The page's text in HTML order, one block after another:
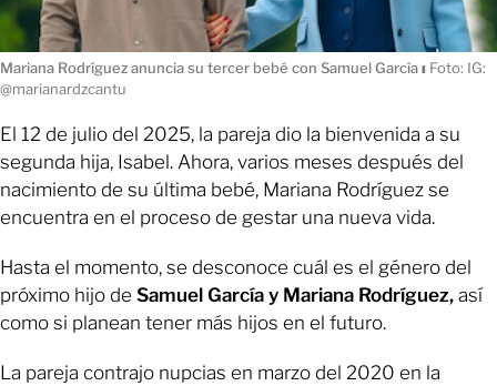
Mariana Rodríguez anuncia su tercer bebé con Samuel Garcíaı Foto: IG:
@marianardzcantu
El 12 de julio del 2025, la pareja dio la bienvenida a su
segunda hija, Isabel. Ahora, varios meses después del
nacimiento de su última bebé, Mariana Rodríguez se
encuentra en el proceso de gestar una nueva vida.
Hasta el momento, se desconoce cuál es el género del
próximo hijo de Samuel García y Mariana Rodríguez, así
como si planean tener más hijos en el futuro.
La pareja contrajo nupcias en marzo del 2020 en la